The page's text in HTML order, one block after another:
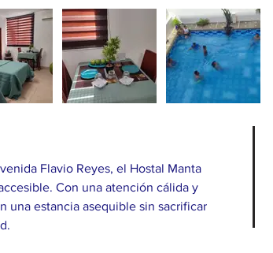
Flavio Reyes, el Hostal Manta
Con una atención cálida y
una estancia asequible sin sacrificar